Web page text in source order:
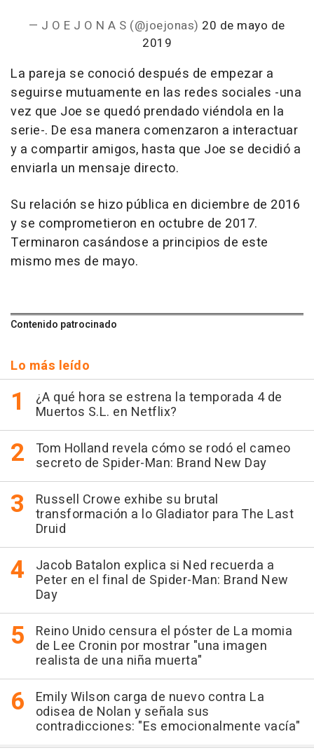
— J O E J O N A S (@joejonas) 20 de mayo de
2019
La pareja se conoció después de empezar a
seguirse mutuamente en las redes sociales -una
vez que Joe se quedó prendado viéndola en la
serie-. De esa manera comenzaron a interactuar
y a compartir amigos, hasta que Joe se decidió a
enviarla un mensaje directo.
Su relación se hizo pública en diciembre de 2016
y se comprometieron en octubre de 2017.
Terminaron casándose a principios de este
mismo mes de mayo.
Contenido patrocinado
Lo más leído
¿A qué hora se estrena la temporada 4 de
Muertos S.L. en Netflix?
Tom Holland revela cómo se rodó el cameo
secreto de Spider-Man: Brand New Day
Russell Crowe exhibe su brutal
transformación a lo Gladiator para The Last
Druid
Jacob Batalon explica si Ned recuerda a
Peter en el final de Spider-Man: Brand New
Day
Reino Unido censura el póster de La momia
de Lee Cronin por mostrar "una imagen
realista de una niña muerta"
Emily Wilson carga de nuevo contra La
odisea de Nolan y señala sus
contradicciones: "Es emocionalmente vacía"